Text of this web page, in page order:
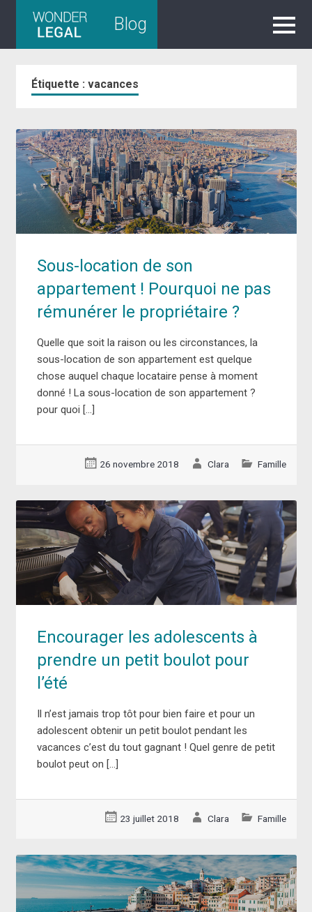
Blog
Étiquette : vacances
Sous-location de son
appartement ! Pourquoi ne pas
rémunérer le propriétaire ?
Quelle que soit la raison ou les circonstances, la
sous-location de son appartement est quelque
chose auquel chaque locataire pense à moment
donné ! La sous-location de son appartement ?
pour quoi […]
26 novembre 2018 Clara Famille
Encourager les adolescents à
prendre un petit boulot pour
l’été
Il n’est jamais trop tôt pour bien faire et pour un
adolescent obtenir un petit boulot pendant les
vacances c’est du tout gagnant ! Quel genre de petit
boulot peut on […]
23 juillet 2018 Clara Famille